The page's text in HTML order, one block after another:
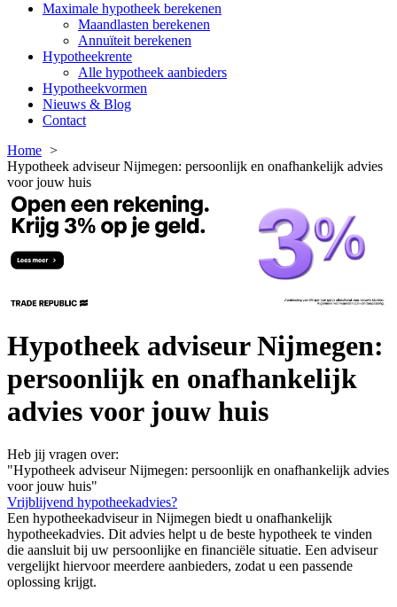
Maximale hypotheek berekenen
Maandlasten berekenen
Annuïteit berekenen
Hypotheekrente
Alle hypotheek aanbieders
Hypotheekvormen
Nieuws & Blog
Contact
Home
Hypotheek adviseur Nijmegen: persoonlijk en onafhankelijk advies
voor jouw huis
Hypotheek adviseur Nijmegen:
persoonlijk en onafhankelijk
advies voor jouw huis
Heb jij vragen over:
"Hypotheek adviseur Nijmegen: persoonlijk en onafhankelijk advies
voor jouw huis"
Vrijblijvend hypotheekadvies?
Een hypotheekadviseur in Nijmegen biedt u onafhankelijk
hypotheekadvies. Dit advies helpt u de beste hypotheek te vinden
die aansluit bij uw persoonlijke en financiële situatie. Een adviseur
vergelijkt hiervoor meerdere aanbieders, zodat u een passende
oplossing krijgt.